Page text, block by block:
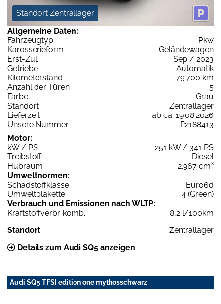
Standort Zentrallager
Allgemeine Daten:
Fahrzeugtyp
Pkw
Karosserieform
Geländewagen
Erst-Zul.
Sep / 2023
Getriebe
Automatik
Kilometerstand
79.700 km
Anzahl der Türen
5
Farbe
Grau
Standort
Zentrallager
Lieferzeit
ab ca. 19.08.2026
Unsere Nummer
P2188413
Motor:
kW / PS
251 kW / 341 PS
Treibstoff
Diesel
Hubraum
2.967 cm³
Umweltnormen:
Schadstoffklasse
Euro6d
Umweltplakette
4 (Green)
Verbrauch und Emissionen nach WLTP:
Kraftstoffverbr. komb.
8,2 l/100km
Standort
Zentrallager
Details zum Audi SQ5 anzeigen
Audi SQ5 TFSI edition one mythosschwarz